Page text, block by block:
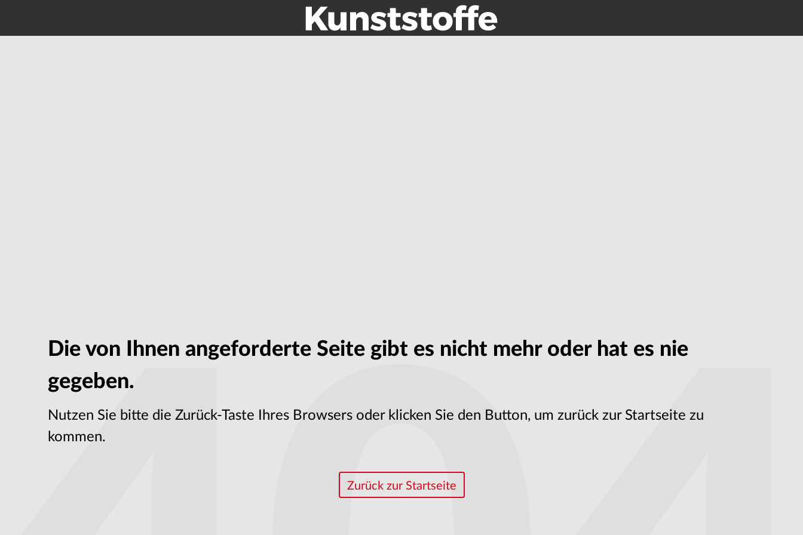
Die von Ihnen angeforderte Seite gibt es nicht mehr oder hat es nie
gegeben.
Nutzen Sie bitte die Zurück-Taste Ihres Browsers oder klicken Sie den Button, um zurück zur Startseite zu
kommen.
Zurück zur Startseite